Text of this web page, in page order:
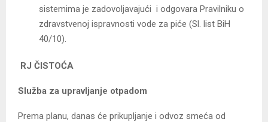
sistemima je zadovoljavajući i odgovara Pravilniku o
zdravstvenoj ispravnosti vode za piće (Sl. list BiH
40/10).
RJ ČISTOĆA
Služba za upravljanje otpadom
Prema planu, danas će prikupljanje i odvoz smeća od